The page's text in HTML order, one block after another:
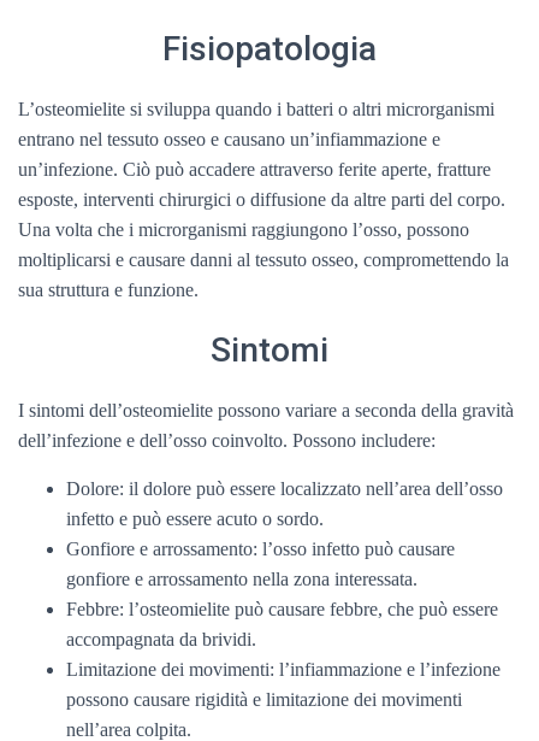
Fisiopatologia
L’osteomielite si sviluppa quando i batteri o altri microrganismi
entrano nel tessuto osseo e causano un’infiammazione e
un’infezione. Ciò può accadere attraverso ferite aperte, fratture
esposte, interventi chirurgici o diffusione da altre parti del corpo.
Una volta che i microrganismi raggiungono l’osso, possono
moltiplicarsi e causare danni al tessuto osseo, compromettendo la
sua struttura e funzione.
Sintomi
I sintomi dell’osteomielite possono variare a seconda della gravità
dell’infezione e dell’osso coinvolto. Possono includere:
Dolore: il dolore può essere localizzato nell’area dell’osso
infetto e può essere acuto o sordo.
Gonfiore e arrossamento: l’osso infetto può causare
gonfiore e arrossamento nella zona interessata.
Febbre: l’osteomielite può causare febbre, che può essere
accompagnata da brividi.
Limitazione dei movimenti: l’infiammazione e l’infezione
possono causare rigidità e limitazione dei movimenti
nell’area colpita.